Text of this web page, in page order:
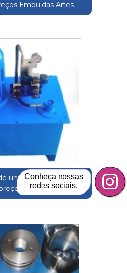
Embu das Artes
unidade hidráulicas de
Paraisolândia
Conheça nossas
redes sociais.